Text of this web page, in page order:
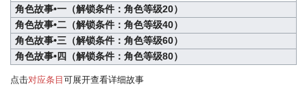
角色故事•一（解锁条件：角色等级20）
角色故事•二（解锁条件：角色等级40）
角色故事•三（解锁条件：角色等级60）
角色故事•四（解锁条件：角色等级80）
点击对应条目 可展开查看详细故事